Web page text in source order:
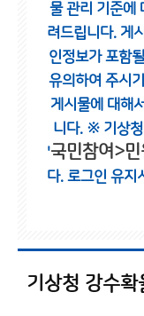
물 관리 기준에
려드립니다. 게
인정보가 포함
유의하여 주시
게시물에 대해
니다. ※ 기상청
'국민참여>민
다. 로그인 유지
기상청 강수확